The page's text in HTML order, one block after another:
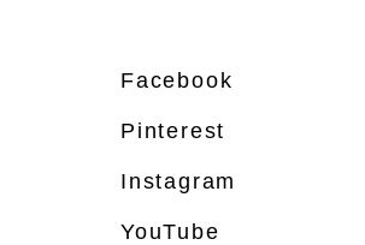
Facebook
Pinterest
Instagram
YouTube